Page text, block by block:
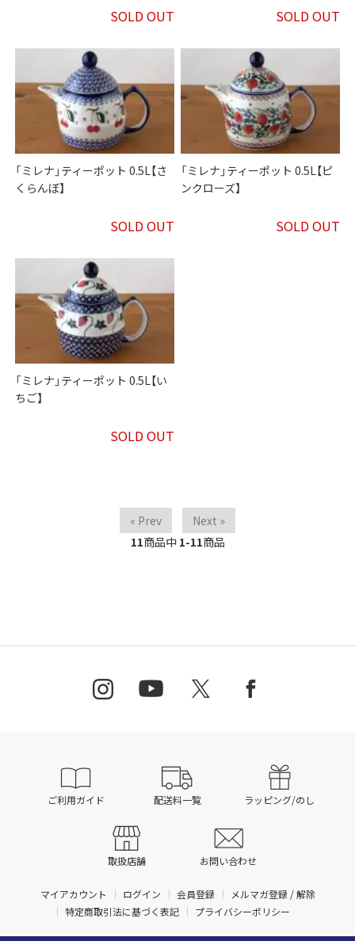
SOLD OUT SOLD OUT
「ミレナ」ティーポット 0.5L【さ
くらんぼ】
SOLD OUT
「ミレナ」ティーポット 0.5L【ピ
ンクローズ】
SOLD OUT
「ミレナ」ティーポット 0.5L【い
ちご】
SOLD OUT
« Prev
Next »
11商品中 1-11商品
ご利用ガイド 配送料一覧 ラッピング/のし
取扱店舗 お問い合わせ
マイアカウント ログイン 会員登録
メルマガ登録 / 解除
特定商取引法に基づく表記
プライバシーポリシー